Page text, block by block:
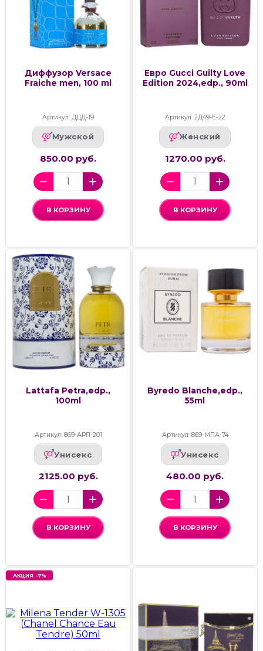
Диффузор Versace
Fraiche men, 100 ml
Артикул: ДДД-19
Мужской
850.00 руб.
В КОРЗИНУ
Евро Gucci Guilty Love
Edition 2024,edp., 90ml
Артикул: 2Д49-Е-22
Женский
1270.00 руб.
В КОРЗИНУ
Lattafa Petra,edp.,
100ml
Артикул: 869-АРП-201
Унисекс
2125.00 руб.
В КОРЗИНУ
Byredo Blanche,edp.,
55ml
Артикул: 869-МПА-74
Унисекс
480.00 руб.
В КОРЗИНУ
АКЦИЯ -7%